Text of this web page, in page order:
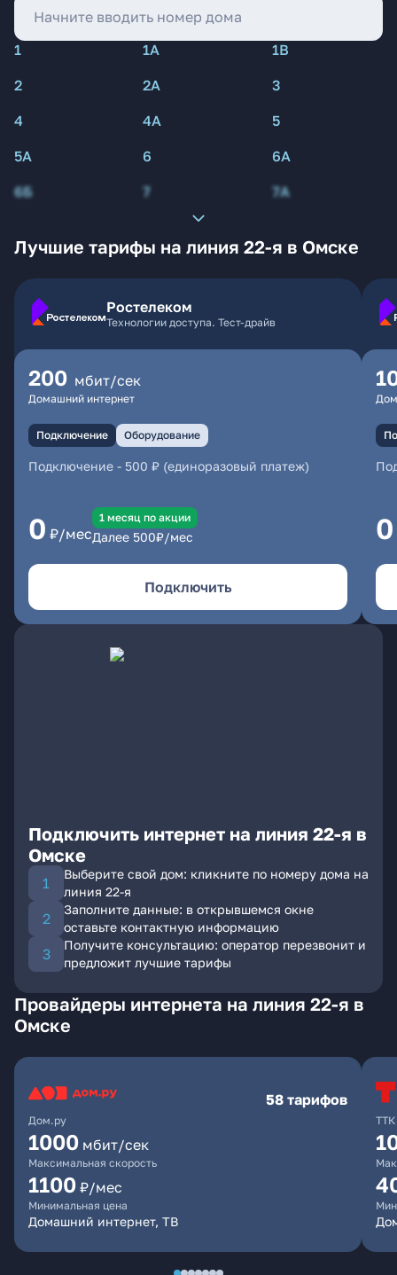
1 1А
1В
2
2А
3
4
4А
5
5А
6
6А
6Б
7 7А
Лучшие тарифы на линия 22-я в Омске
Ростелеком
Технологии доступа. Тест-драйв
200 мбит/сек
Домашний интернет
Подключение Оборудование
Подключение - 500 ₽ (единоразовый платеж)
0 ₽/мес
1 месяц по акции
Далее 500₽/мес
Подключить
0
Подключить интернет на линия 22-я в
Омске
Выберите свой дом: кликните по номеру дома на
линия 22-я
Заполните данные: в открывшемся окне
оставьте контактную информацию
Получите консультацию: оператор перезвонит и
предложит лучшие тарифы
Провайдеры интернета на линия 22-я в
Омске
Дом.ру
58 тарифов
1000 мбит/сек
Максимальная скорость
1100 ₽/мес
Минимальная цена
Домашний интернет, ТВ
ТТК